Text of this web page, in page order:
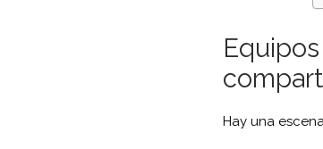
Hay una